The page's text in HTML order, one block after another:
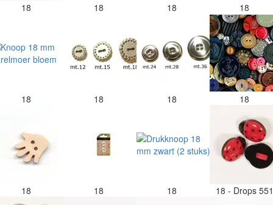
18 18 18 18
18 18 18 18
18 18 18 18 - Drops